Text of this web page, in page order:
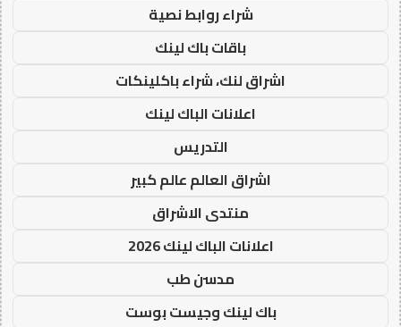
شراء روابط نصية
باقات باك لينك
اشراق لنك، شراء باكلينكات
اعلانات الباك لينك
التدريس
اشراق العالم عالم كبير
منتدى الاشراق
اعلانات الباك لينك 2026
مدسن طب
باك لينك وجيست بوست